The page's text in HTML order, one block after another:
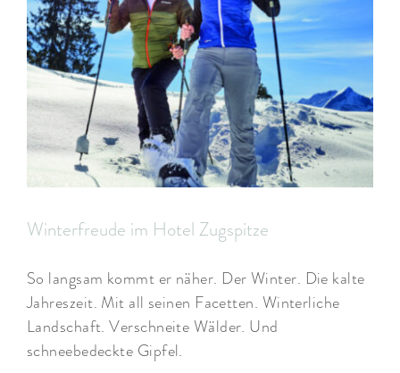
Winterfreude im Hotel Zugspitze
So langsam kommt er näher. Der Winter. Die kalte
Jahreszeit. Mit all seinen Facetten. Winterliche
Landschaft. Verschneite Wälder. Und
schneebedeckte Gipfel.